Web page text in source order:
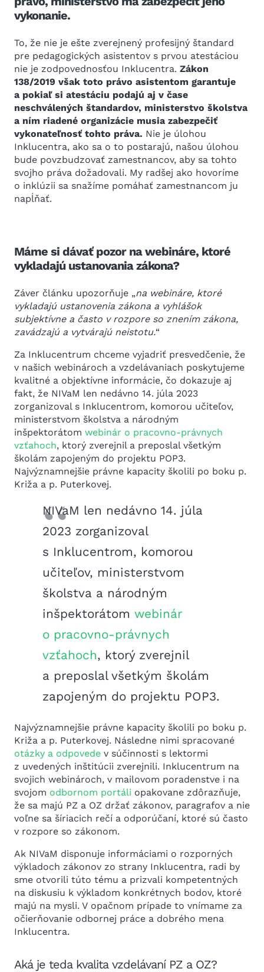
vykonanie.
To, že nie je ešte zverejnený profesijný štandard
pre pedagogických asistentov s prvou atestáciou
nie je zodpovednosťou Inklucentra. Zákon
138/2019 však toto právo asistentom garantuje
a pokiaľ si atestáciu podajú aj v čase
neschválených štandardov, ministerstvo školstva
a ním riadené organizácie musia zabezpečiť
vykonateľnosť tohto práva. Nie je úlohou
Inklucentra, ako sa o to postarajú, našou úlohou
bude povzbudzovať zamestnancov, aby sa tohto
svojho práva dožadovali. My radšej ako hovoríme
o inklúzii sa snažíme pomáhať zamestnancom ju
napĺňať.
Máme si dávať pozor na webináre, ktoré
vykladajú ustanovania zákona?
Záver článku upozorňuje „na webináre, ktoré
vykladajú ustanovenia zákona a vyhlášok
subjektívne a často v rozpore so znením zákona,
zavádzajú a vytvárajú neistotu.“
Za Inklucentrum chceme vyjadriť presvedčenie, že
v našich webinároch a vzdelávaniach poskytujeme
kvalitné a objektívne informácie, čo dokazuje aj
fakt, že NIVaM len nedávno 14. júla 2023
zorganizoval s Inklucentrom, komorou učiteľov,
ministerstvom školstva a národným
inšpektorátom webinár o pracovno-právnych
vzťahoch, ktorý zverejnil a preposlal všetkým
školám zapojeným do projektu POP3.
Najvýznamnejšie právne kapacity školili po boku p.
Križa a p. Puterkovej.
NIVaM len nedávno 14. júla
2023 zorganizoval
s Inklucentrom, komorou
učiteľov, ministerstvom
školstva a národným
inšpektorátom webinár
o pracovno-právnych
vzťahoch, ktorý zverejnil
a preposlal všetkým školám
zapojeným do projektu POP3.
Najvýznamnejšie právne kapacity školili po boku p.
Križa a p. Puterkovej. Následne nimi spracované
otázky a odpovede v súčinnosti s lektormi
z uvedených inštitúcii zverejnili. Inklucentrum na
svojich webinároch, v mailovom poradenstve i na
svojom odbornom portáli opakovane zdôrazňuje,
že sa majú PZ a OZ držať zákonov, paragrafov a nie
voľne sa šíriacich rečí a odporúčaní, ktoré sú často
v rozpore so zákonom.
Ak NIVaM disponuje informáciami o rozporných
výkladoch zákonov zo strany Inklucentra, radi by
sme otvorili túto tému a prizvali kompetentných
na diskusiu k výkladom konkrétnych bodov, ktoré
majú na mysli. V opačnom prípade to vnímame za
očierňovanie odbornej práce a dobrého mena
Inklucentra.
Aká je teda kvalita vzdelávaní PZ a OZ?